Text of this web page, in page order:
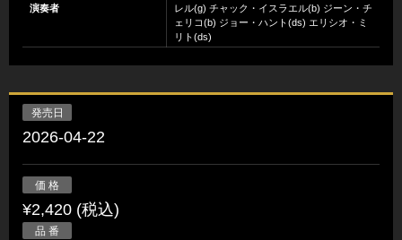
演奏者
レル(g) チャック・イスラエル(b) ジーン・チ
ェリコ(b) ジョー・ハント(ds) エリシオ・ミ
リト(ds)
発売日
2026-04-22
価 格
¥2,420 (税込)
品 番